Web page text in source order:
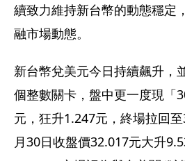
續致力維持新台幣的動態穩定
融市場動態。
新台幣兌美元今日持續飆升，
個整數關卡，盤中更一度現「
元，狂升1.247元，終場拉回
月30日收盤價32.017元大升